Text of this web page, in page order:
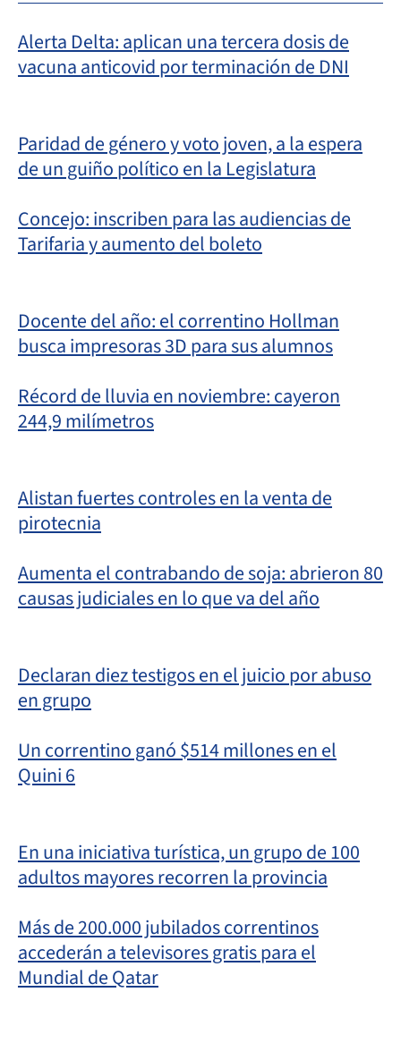
Alerta Delta: aplican una tercera dosis de
vacuna anticovid por terminación de DNI
Paridad de género y voto joven, a la espera
de un guiño político en la Legislatura
Concejo: inscriben para las audiencias de
Tarifaria y aumento del boleto
Docente del año: el correntino Hollman
busca impresoras 3D para sus alumnos
Récord de lluvia en noviembre: cayeron
244,9 milímetros
Alistan fuertes controles en la venta de
pirotecnia
Aumenta el contrabando de soja: abrieron 80
causas judiciales en lo que va del año
Declaran diez testigos en el juicio por abuso
en grupo
Un correntino ganó $514 millones en el
Quini 6
En una iniciativa turística, un grupo de 100
adultos mayores recorren la provincia
Más de 200.000 jubilados correntinos
accederán a televisores gratis para el
Mundial de Qatar